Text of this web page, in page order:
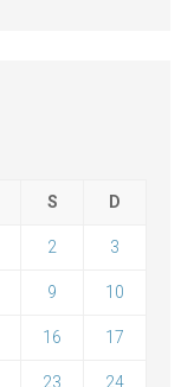
S D
2 3
9 10
16 17
23 24